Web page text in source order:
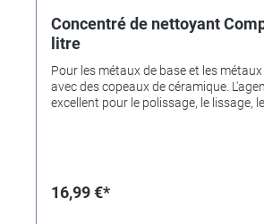
Concentré de nettoyant
litre
Pour les métaux de base et les
avec des copeaux de céramique.
excellent pour le polissage, le lissage,
des parties sensibles. Rapport de
16,99 €*